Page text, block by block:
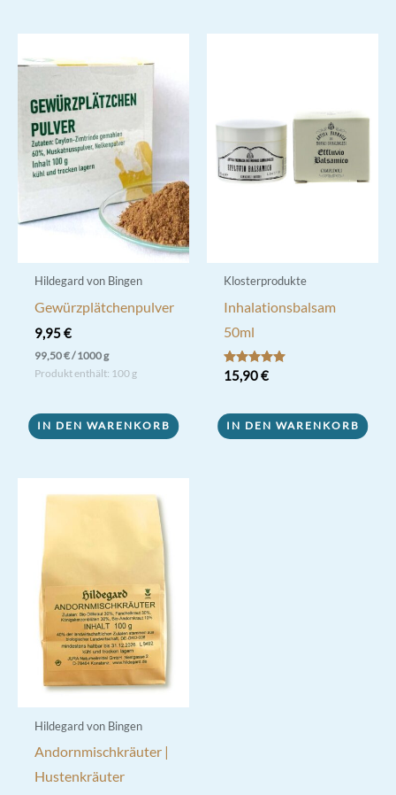
Hildegard von Bingen
Gewürzplätchenpulver
9,95€
99,50€/1000g
Produkt enthält: 100 g
IN DEN WARENKORB
Klosterprodukte
Inhalationsbalsam
50ml
Bewertet mit
5.00
15,90€
IN DEN WARENKORB
Hildegard von Bingen
Andornmischkräuter |
Hustenkräuter